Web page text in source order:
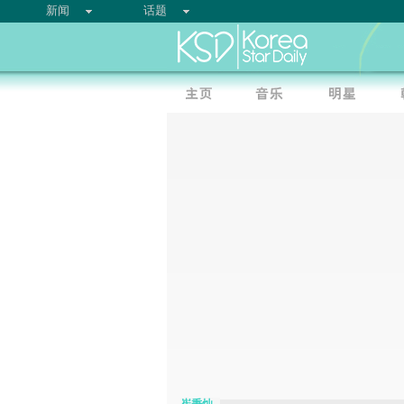
新闻 话题